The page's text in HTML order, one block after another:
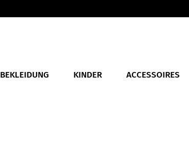
BEKLEIDUNG KINDER ACCESSOIRES